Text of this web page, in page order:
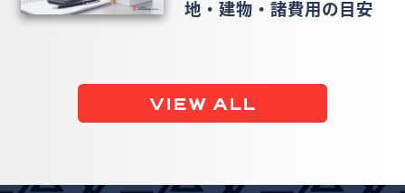
地・建物・諸費用の目安
VIEW ALL